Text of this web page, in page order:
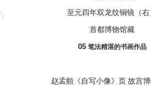
至元四年双龙纹铜镜（右
首都博物馆藏
05 笔法精湛的书画作品
赵孟頫《自写小像》页 故宫